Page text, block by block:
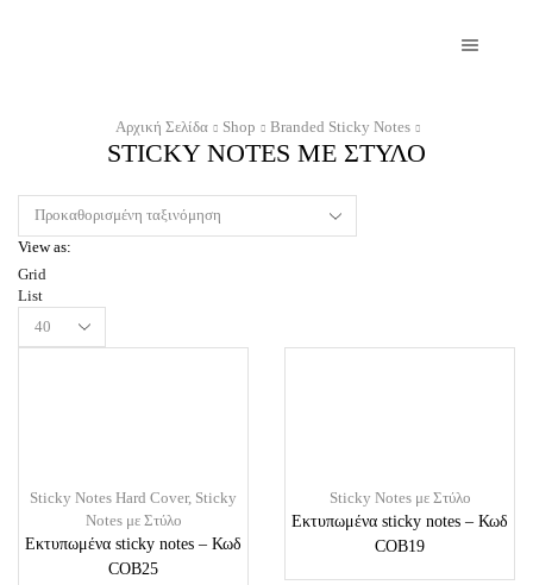
Αρχική Σελίδα Shop Branded Sticky Notes
STICKY NOTES ΜΕ ΣΤΥΛΟ
View as:
Grid
List
Sticky Notes Hard Cover, Sticky
Notes με Στύλο
Εκτυπωμένα sticky notes – Κωδ
COB25
Sticky Notes με Στύλο
Εκτυπωμένα sticky notes – Κωδ
COB19